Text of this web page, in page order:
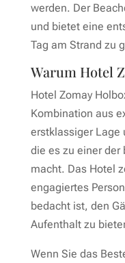
werden. Der
und bietet eine
Tag am Strand zu
Warum Hotel
Hotel Zomay
Kombination aus
erstklassiger Lage
die es zu einer der
macht. Das Hotel
engagiertes
bedacht ist, den
Aufenthalt zu
Wenn Sie das